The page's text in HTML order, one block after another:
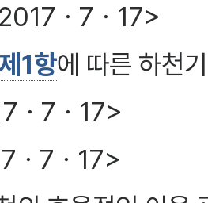
ㆍ7ㆍ17>
1항에 따른 하천
ㆍ7ㆍ17>
ㆍ7ㆍ17>